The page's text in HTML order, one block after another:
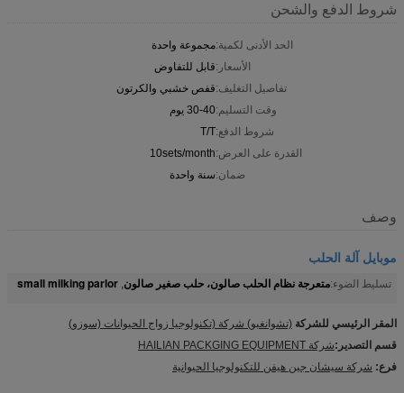
شروط الدفع والشحن
الحد الأدنى لكمية:مجموعة واحدة
الأسعار:قابل للتفاوض
تفاصيل التغليف:قفص خشبي والكرتون
وقت التسليم:30-40 يوم
شروط الدفع:T/T
القدرة على العرض:10sets/month
ضمان:سنة واحدة
وصف
موبايل آلة الحلب
تسليط الضوء:متعرجة نظام الحلب صالون، حلب صغير صالون,
small milking parlor
المقر الرئيسي للشركة (تشوانغبو) شركة (تكنولوجيا زواج الحيوانات (سوزو)
قسم التصدير:شركة HAILIAN PACKGING EQUIPMENT
فرع: شركة سيشان جين هيفن للتكنولوجيا الحيوانية